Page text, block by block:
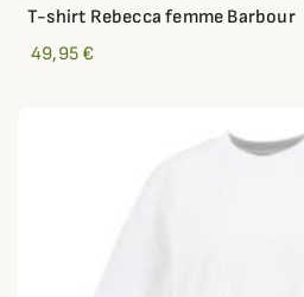
T-shirt Rebecca femme Barbour
49,95 €